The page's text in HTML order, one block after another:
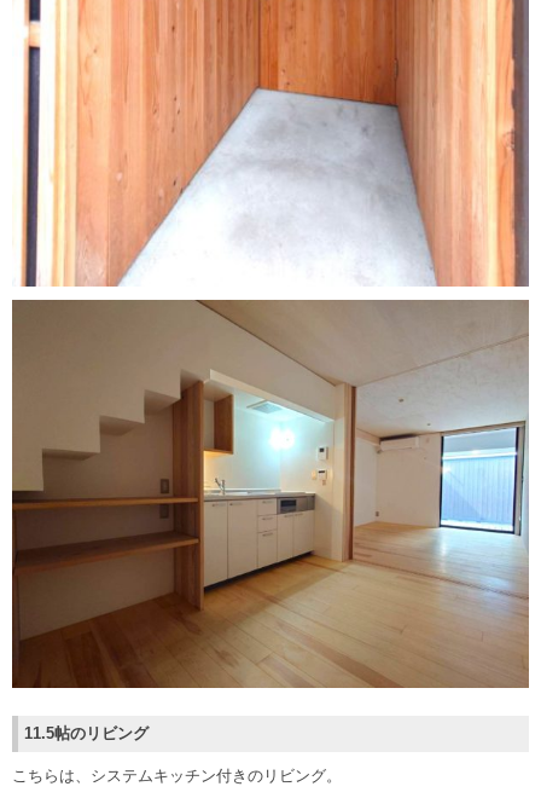
11.5帖のリビング
こちらは、システムキッチン付きのリビング。